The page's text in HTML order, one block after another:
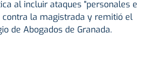
al incluir ataques "personales e
contra la magistrada y remitió el
de Abogados de Granada.